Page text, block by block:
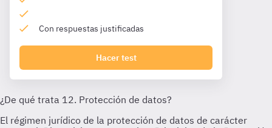
Con respuestas justificadas
Hacer test